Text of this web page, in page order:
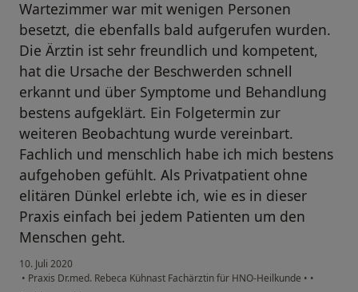
Wartezimmer war mit wenigen Personen
besetzt, die ebenfalls bald aufgerufen wurden.
Die Ärztin ist sehr freundlich und kompetent,
hat die Ursache der Beschwerden schnell
erkannt und über Symptome und Behandlung
bestens aufgeklärt. Ein Folgetermin zur
weiteren Beobachtung wurde vereinbart.
Fachlich und menschlich habe ich mich bestens
aufgehoben gefühlt. Als Privatpatient ohne
elitären Dünkel erlebte ich, wie es in dieser
Praxis einfach bei jedem Patienten um den
Menschen geht.
10. Juli 2020
• Praxis Dr.med. Rebeca Kühnast Fachärztin für HNO-Heilkunde • •